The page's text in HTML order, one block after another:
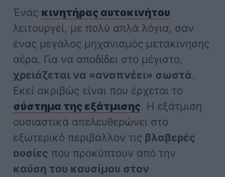
Ένας κινητήρας αυτοκινήτου
λειτουργεί, με πολύ απλά λόγια, σαν
ένας μεγάλος μηχανισμός μετακίνησης
αέρα. Για να αποδίδει στο μέγιστο,
χρειάζεται να «αναπνέει» σωστά.
Εκεί ακριβώς είναι που έρχεται το
σύστημα της εξάτμισης. Η εξάτμιση
ουσιαστικά απελευθερώνει στο
εξωτερικό περιβάλλον τις βλαβερές
ουσίες που προκύπτουν από την
καύση του καυσίμου στον